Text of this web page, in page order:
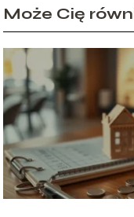
Może Cię